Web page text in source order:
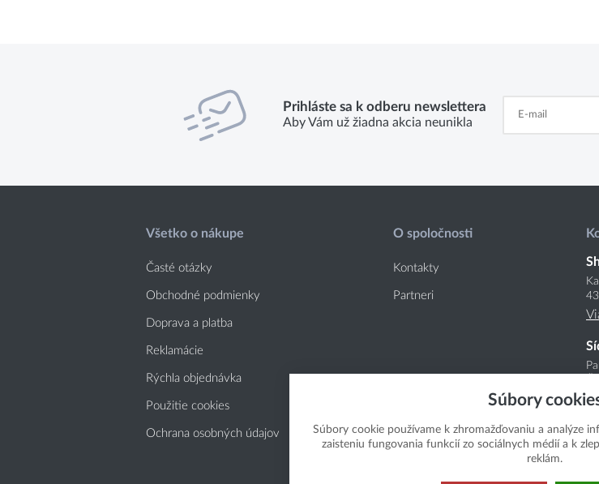
Prihláste sa k odberu newslettera
Aby Vám už žiadna akcia neunikla
Všetko o nákupe
Časté otázky
Obchodné podmienky
Doprava a platba
Reklamácie
Rýchla objednávka
Použitie cookies
Ochrana osobných údajov
O spoločnosti
Kontakty
Partneri
Súbory
Súbory cookie používame k zhromažďovaniu a analýze
zaisteniu fungovania funkcií zo sociálnych médií a k
reklám.